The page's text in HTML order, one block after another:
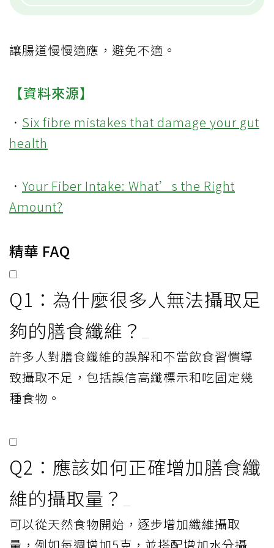
讓腸道慢慢適應，避免不適。
【資料來源】
． Six fibre mistakes that damage your gut
health
． Your Fiber Intake: What’s the Right
Amount?
精華 FAQ
Q1：為什麼很多人無法攝取足
夠的膳食纖維？
許多人對膳食纖維的誤解和不當飲食習慣導
致攝取不足，包括誤信高纖標示和吃固定幾
種食物。
Q2：應該如何正確增加膳食纖
維的攝取量？
可以從天然食物開始，逐步增加纖維攝取